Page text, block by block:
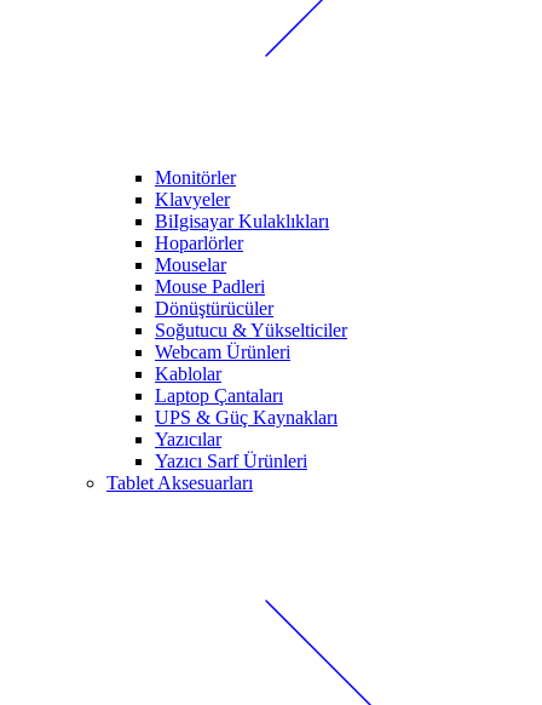
Monitörler
Klavyeler
BiIgisayar Kulaklıkları
Hoparlörler
Mouselar
Mouse Padleri
Dönüştürücüler
Soğutucu & Yükselticiler
Webcam Ürünleri
Kablolar
Laptop Çantaları
UPS & Güç Kaynakları
Yazıcılar
Yazıcı Sarf Ürünleri
Tablet Aksesuarları